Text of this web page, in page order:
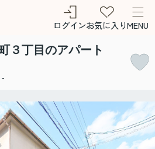
ログインお気に入りMENU
３丁目のアパート
-